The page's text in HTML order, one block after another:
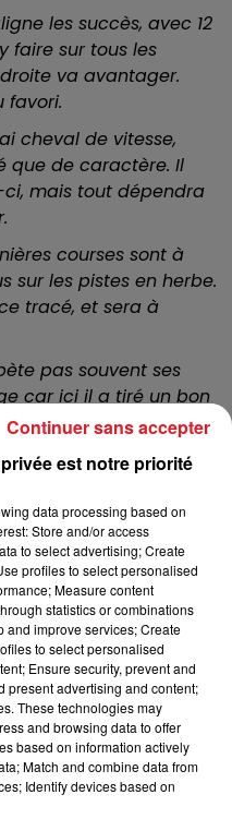
les succès, avec 12
faire sur tous les
va avantager.
favori.
cheval de vitesse,
que de caractère. Il
mais tout dépendra
courses sont à
sur les pistes en herbe.
tracé, et sera à
pas souvent ses
car ici il a tiré un bon
apprécie la piste plate
barré par plusieurs
la 5ème place.
un petit break de 3
en prenant une
piste de Vincennes. Ce
n'est pas incapable
est notre priorité
data processing based on
Store and/or access
to select advertising; Create
profiles to select personalised
Measure content
statistics or combinations
and improve services; Create
to select personalised
Ensure security, prevent and
present advertising and content;
These technologies may
and browsing data to offer
based on information actively
Match and combine data from
Identify devices based on
Continuer sans accepter